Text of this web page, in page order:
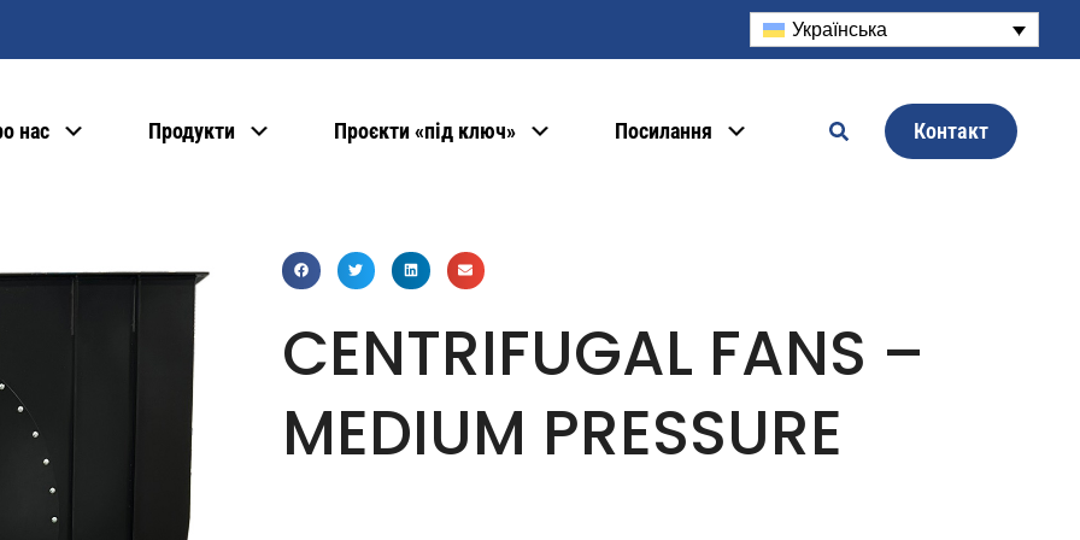
Українська
нас Продукти Проєкти «під ключ» Посилання Контакт
CENTRIFUGAL FANS –
MEDIUM PRESSURE